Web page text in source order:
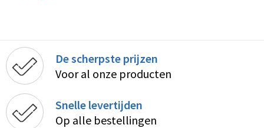
De scherpste prijzen
Voor al onze producten
Snelle levertijden
Op alle bestellingen